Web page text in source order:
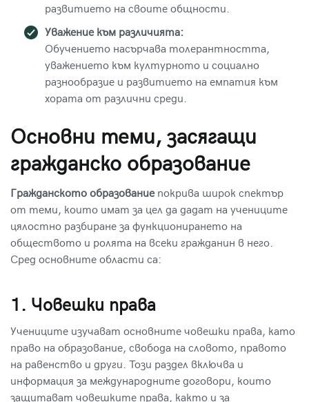
развитието на своите общности.
Уважение към различията:
Обучението насърчава толерантността,
уважението към културното и социално
разнообразие и развитието на емпатия към
хората от различни среди.
Основни теми, засягащи
гражданско образование
Гражданското образованиепокрива широк спектър
от теми, които имат за цел да дадат на учениците
цялостно разбиране за функционирането на
обществото и ролята на всеки гражданин в него.
Сред основните области са:
1. Човешки права
Учениците изучават основните човешки права, като
право на образование, свобода на словото, правото
на равенство и други. Този раздел включва и
информация за международните договори, които
защитават човешките права, както и за